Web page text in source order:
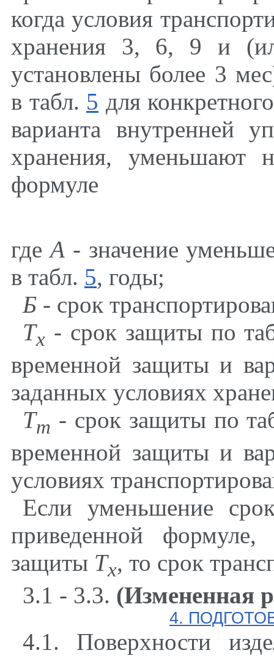
когда условия
хранения 3, 6, 9 и
установлены более 3
в табл. 5 для
варианта внутренней
хранения, уменьшают
формуле
гдеА - значение
в табл. 5, годы;
Б- срок
Тх- срок защиты по
временной защиты и
заданных условиях
Тт - срок защиты по
временной защиты и
условиях
Если уменьшение
приведенной
защиты Тх, то срок
3.1 - 3.3. (Измененная
4.
4.1. Поверхности